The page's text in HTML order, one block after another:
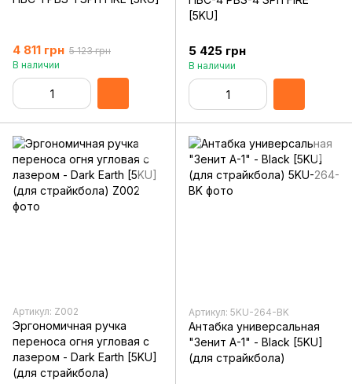
4 811 грн 5 123 грн
В наличии
[5KU]
5 425 грн
В наличии
Артикул: Z002
Эргономичная ручка
переноса огня угловая с
лазером - Dark Earth [5KU]
(для страйкбола)
Артикул: 5KU-264-BK
Антабка универсальная
"Зенит А-1" - Black [5KU]
(для страйкбола)